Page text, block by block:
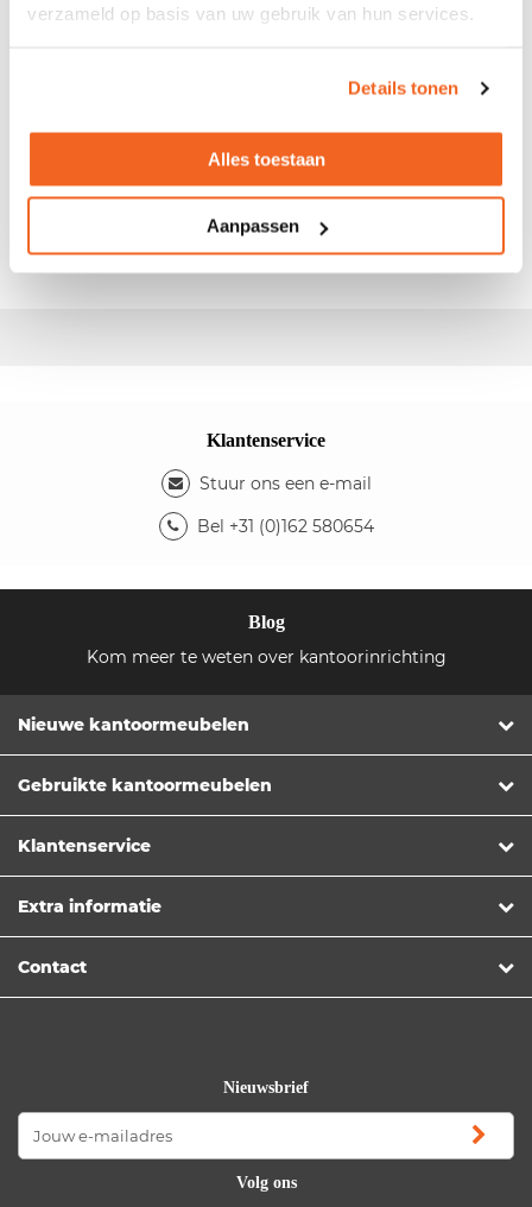
verzameld op basis van uw gebruik van hun services.
Details tonen
Alles toestaan
Aanpassen
Gebruikt bureau Bravo C
- Afm.: 160x80cm (bxd) - In hoogte instelbaar - Kleur
blad: havana - Kleur onderstel: aluminium - Type:
Klantenservice
Stuur ons een e-mail
Bel +31 (0)162 580654
Blog
Kom meer te weten over kantoorinrichting
Nieuwe kantoormeubelen
Gebruikte kantoormeubelen
Klantenservice
Extra informatie
Contact
Nieuwsbrief
Volg ons